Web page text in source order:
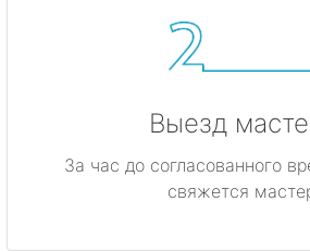
Выезд
За час до согласованного
свяжется